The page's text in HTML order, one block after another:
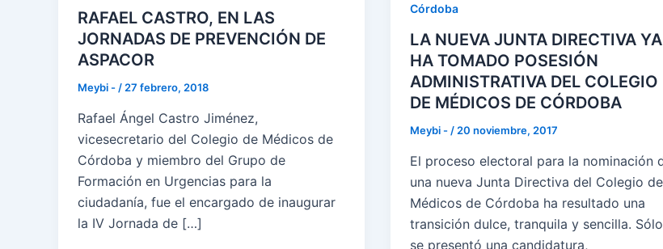
RAFAEL CASTRO, EN LAS
JORNADAS DE PREVENCIÓN DE
ASPACOR
Meybi -/27 febrero, 2018
Rafael Ángel Castro Jiménez,
vicesecretario del Colegio de Médicos de
Córdoba y miembro del Grupo de
Formación en Urgencias para la
ciudadanía, fue el encargado de inaugurar
la IV Jornada de […]
Córdoba
LA NUEVA JUNTA DIRECTIVA YA
HA TOMADO POSESIÓN
ADMINISTRATIVA DEL COLEGIO
DE MÉDICOS DE CÓRDOBA
Meybi -/20 noviembre, 2017
El proceso electoral para la nominación
una nueva Junta Directiva del Colegio de
Médicos de Córdoba ha resultado una
transición dulce, tranquila y sencilla. Sólo
se presentó una candidatura,